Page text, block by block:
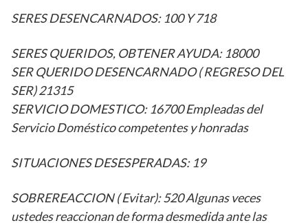
SERES DESENCARNADOS: 100 Y 718
SERES QUERIDOS, OBTENER AYUDA: 18000
SER QUERIDO DESENCARNADO ( REGRESO DEL
SER) 21315
SERVICIO DOMESTICO: 16700 Empleadas del
Servicio Doméstico competentes y honradas
SITUACIONES DESESPERADAS: 19
SOBREREACCION ( Evitar): 520 Algunas veces
ustedes reaccionan de forma desmedida ante las